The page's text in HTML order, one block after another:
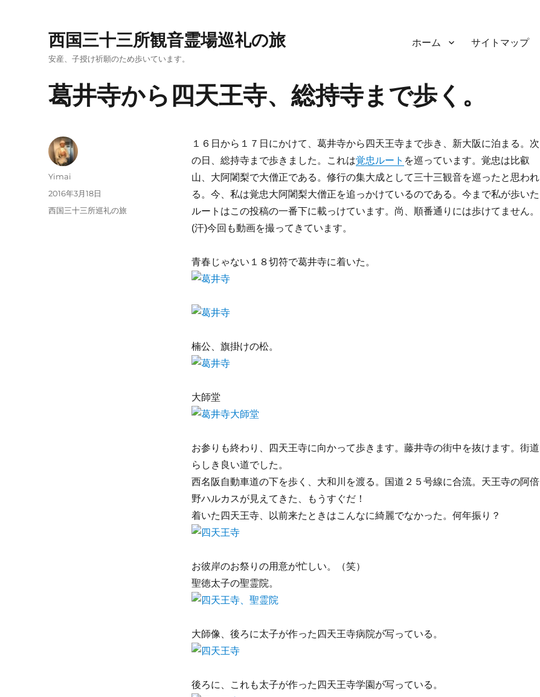
西国三十三所観音霊場巡礼の旅
安産、子授け祈願のため歩いています。
ホーム サイトマップ
葛井寺から四天王寺、総持寺まで歩く。
１６日から１７日にかけて、葛井寺から四天王寺まで歩き、新大阪に泊まる。次
の日、総持寺まで歩きました。これは覚忠ルート を巡っています。覚忠は比叡
山、大阿闍梨で大僧正である。修行の集大成として三十三観音を巡ったと思われ
る。今、私は覚忠大阿闍梨大僧正を追っかけているのである。今まで私が歩いた
ルートはこの投稿の一番下に載っけています。尚、順番通りには歩けてません。
(汗)今回も動画を撮ってきています。
青春じゃない１８切符で葛井寺に着いた。
楠公、旗掛けの松。
大師堂
お参りも終わり、四天王寺に向かって歩きます。藤井寺の街中を抜けます。街道
らしき良い道でした。
西名阪自動車道の下を歩く、大和川を渡る。国道２５号線に合流。天王寺の阿倍
野ハルカスが見えてきた、もうすぐだ！
着いた四天王寺、以前来たときはこんなに綺麗でなかった。何年振り？
お彼岸のお祭りの用意が忙しい。（笑）
聖徳太子の聖霊院。
大師像、後ろに太子が作った四天王寺病院が写っている。
後ろに、これも太子が作った四天王寺学園が写っている。
投
Yimai
投
稿
2016年3月18日
カ
西国三十三所巡礼の旅